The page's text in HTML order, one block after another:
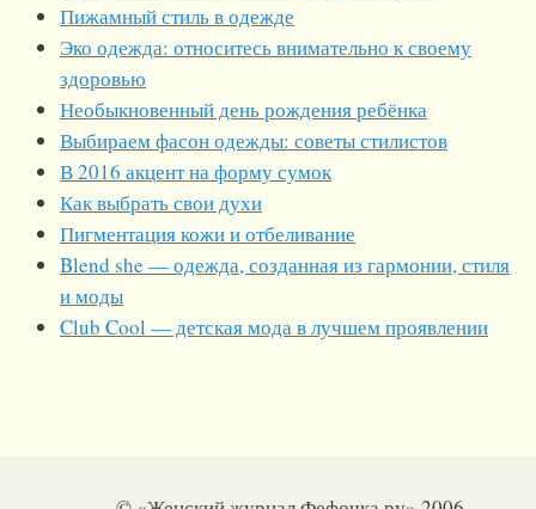
Пижамный стиль в одежде
Эко одежда: относитесь внимательно к своему
здоровью
Необыкновенный день рождения ребёнка
Выбираем фасон одежды: советы стилистов
В 2016 акцент на форму сумок
Как выбрать свои духи
Пигментация кожи и отбеливание
Blend she — одежда, созданная из гармонии, стиля
и моды
Club Cool — детская мода в лучшем проявлении